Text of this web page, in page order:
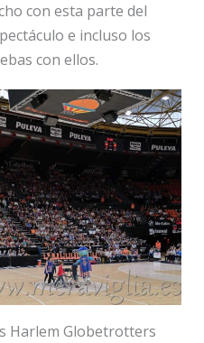
con esta parte del
e incluso los
con ellos.
Harlem Globetrotters